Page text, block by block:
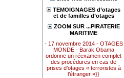
TEMOIGNAGES d’otages
et de familles d’otages
ZOOM SUR ...PIRATERIE
MARITIME
- 17 novembre 2014 - OTAGES
MONDE - Barak Obama
ordonne un réexamen complet
des procédures en cas de
prises d’otages « terroristes à
l’étranger »}}